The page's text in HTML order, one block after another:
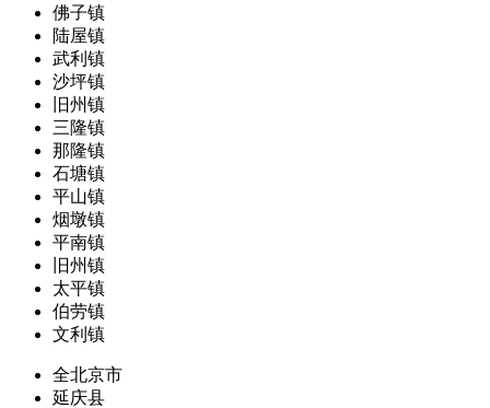
佛子镇
陆屋镇
武利镇
沙坪镇
旧州镇
三隆镇
那隆镇
石塘镇
平山镇
烟墩镇
平南镇
旧州镇
太平镇
伯劳镇
文利镇
全北京市
延庆县